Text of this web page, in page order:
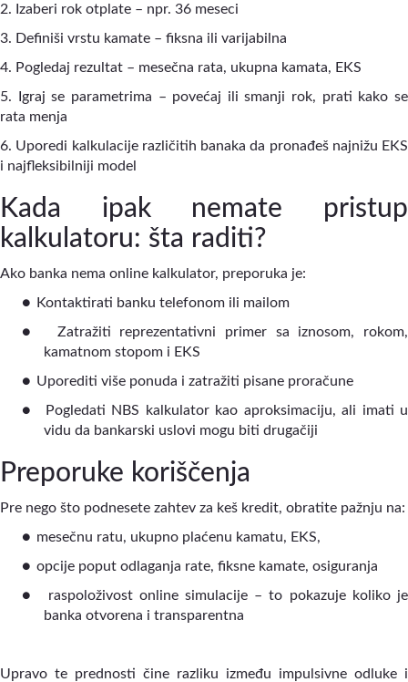
2. Izaberi rok otplate – npr. 36 meseci
3. Definiši vrstu kamate – fiksna ili varijabilna
4. Pogledaj rezultat – mesečna rata, ukupna kamata, EKS
5. Igraj se parametrima – povećaj ili smanji rok, prati kako se
rata menja
6. Uporedi kalkulacije različitih banaka da pronađeš najnižu EKS
i najfleksibilniji model
Kada ipak nemate pristup
kalkulatoru: šta raditi?
Ako banka nema online kalkulator, preporuka je:
●
Kontaktirati banku telefonom ili mailom
●
Zatražiti reprezentativni primer sa iznosom, rokom,
kamatnom stopom i EKS
● Uporediti više ponuda i zatražiti pisane proračune
●
Pogledati NBS kalkulator kao aproksimaciju, ali imati u
vidu da bankarski uslovi mogu biti drugačiji
Preporuke koriščenja
Pre nego što podnesete zahtev za keš kredit, obratite pažnju na:
● mesečnu ratu, ukupno plaćenu kamatu, EKS,
● opcije poput odlaganja rate, fiksne kamate, osiguranja
●
raspoloživost online simulacije – to pokazuje koliko je
banka otvorena i transparentna
Upravo te prednosti čine razliku između impulsivne odluke i